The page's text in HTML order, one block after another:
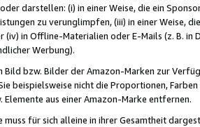
darstellen: (i) in einer Weise, die ein
zu verunglimpfen, (iii) in einer Weise,
(iv) in Offline-Materialien oder E-Mails (z. B. in
Werbung).
Bild bzw. Bilder der Amazon-Marken zur
beispielsweise nicht die Proportionen,
Elemente aus einer Amazon-Marke entfernen.
muss für sich alleine in ihrer Gesamtheit